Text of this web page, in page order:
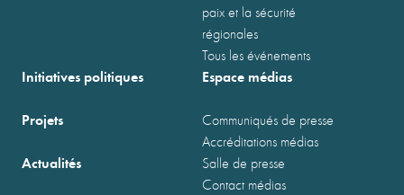
paix et la sécurité
régionales
Tous les événements
Initiatives politiques
Projets
Actualités
Espace médias
Communiqués de presse
Accréditations médias
Salle de presse
Contact médias